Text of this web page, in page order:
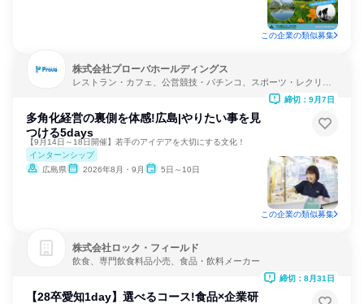
この企業の類似募集
株式会社プローバホールディングス
レストラン・カフェ、公営競技・パチンコ、スポーツ・レクリエ
多角化経営の裏側を体感!広島|やりたい事を見
つける5days
【9月14日～18日開催】若手のアイデアを大切にする文化！
インターンシップ
広島県
2026年8月・9月 5日～10日
締切：9月7日
この企業の類似募集
株式会社ロック・フィールド
飲食、専門飲食料品小売、食品・飲料メーカー
【28卒愛知1day】選べるコース!食品×企業研
締切：8月31日